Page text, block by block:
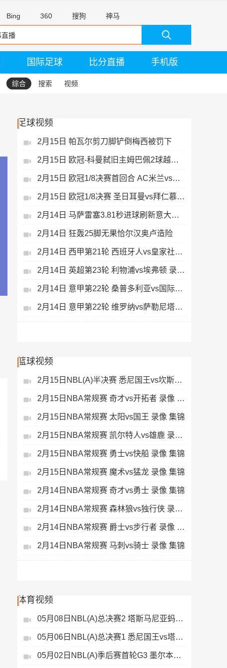
Bing 360 搜狗 神马
国际足球 比分直播 手机版
综合 搜索 视频
足球视频
2月15日 帕瓦尔剪刀脚铲倒梅西被罚下
2月15日 欧冠-科曼弑旧主姆巴佩2球越位无效
2月15日 欧冠1/8决赛首回合 AC米兰vs热刺 录像 集锦
2月15日 欧冠1/8决赛 圣日耳曼vs拜仁慕尼黑 录像 集锦
2月14日 马萨雷塞3.81秒进球刷新意大利历史
2月14日 狂轰25脚无果恰尔汉奥卢造险
2月14日 西甲第21轮 西班牙人vs皇家社会 录像 集锦
2月14日 英超第23轮 利物浦vs埃弗顿 录像 集锦
2月14日 意甲第22轮 桑普多利亚vs国际米兰 录像 集锦
2月14日 意甲第22轮 维罗纳vs萨勒尼塔纳 录像 集锦
篮球视频
2月15日NBL(A)半决赛 悉尼国王vs坎斯大班 录像 集锦
2月15日NBA常规赛 奇才vs开拓者 录像 集锦
2月15日NBA常规赛 太阳vs国王 录像 集锦
2月15日NBA常规赛 凯尔特人vs雄鹿 录像 集锦
2月15日NBA常规赛 勇士vs快船 录像 集锦
2月15日NBA常规赛 魔术vs猛龙 录像 集锦
2月14日NBA常规赛 奇才vs勇士 录像 集锦
2月14日NBA常规赛 森林狼vs独行侠 录像 集锦
2月14日NBA常规赛 爵士vs步行者 录像 集锦
2月14日NBA常规赛 马刺vs骑士 录像 集锦
体育视频
05月08日NBL(A)总决赛2 塔斯马尼亚蚂蚁vs悉尼国王 录像
05月06日NBL(A)总决赛1 悉尼国王vs塔斯马尼亚蚂蚁 全场录像
05月02日NBL(A)季后赛首轮G3 墨尔本联 - 塔斯马尼亚蚂蚁 录像集锦